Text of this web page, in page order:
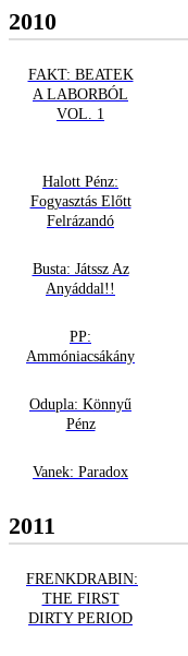
2010
FAKT: BEATEK
A LABORBÓL
VOL. 1
Halott Pénz:
Fogyasztás Előtt
Felrázandó
Busta: Játssz Az
Anyáddal!!
PP:
Ammóniacsákány
Odupla: Könnyű
Pénz
Vanek: Paradox
2011
FRENKDRABIN:
THE FIRST
DIRTY PERIOD